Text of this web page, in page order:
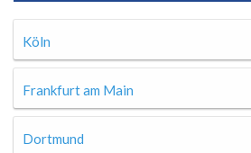
Köln
Frankfurt am Main
Dortmund